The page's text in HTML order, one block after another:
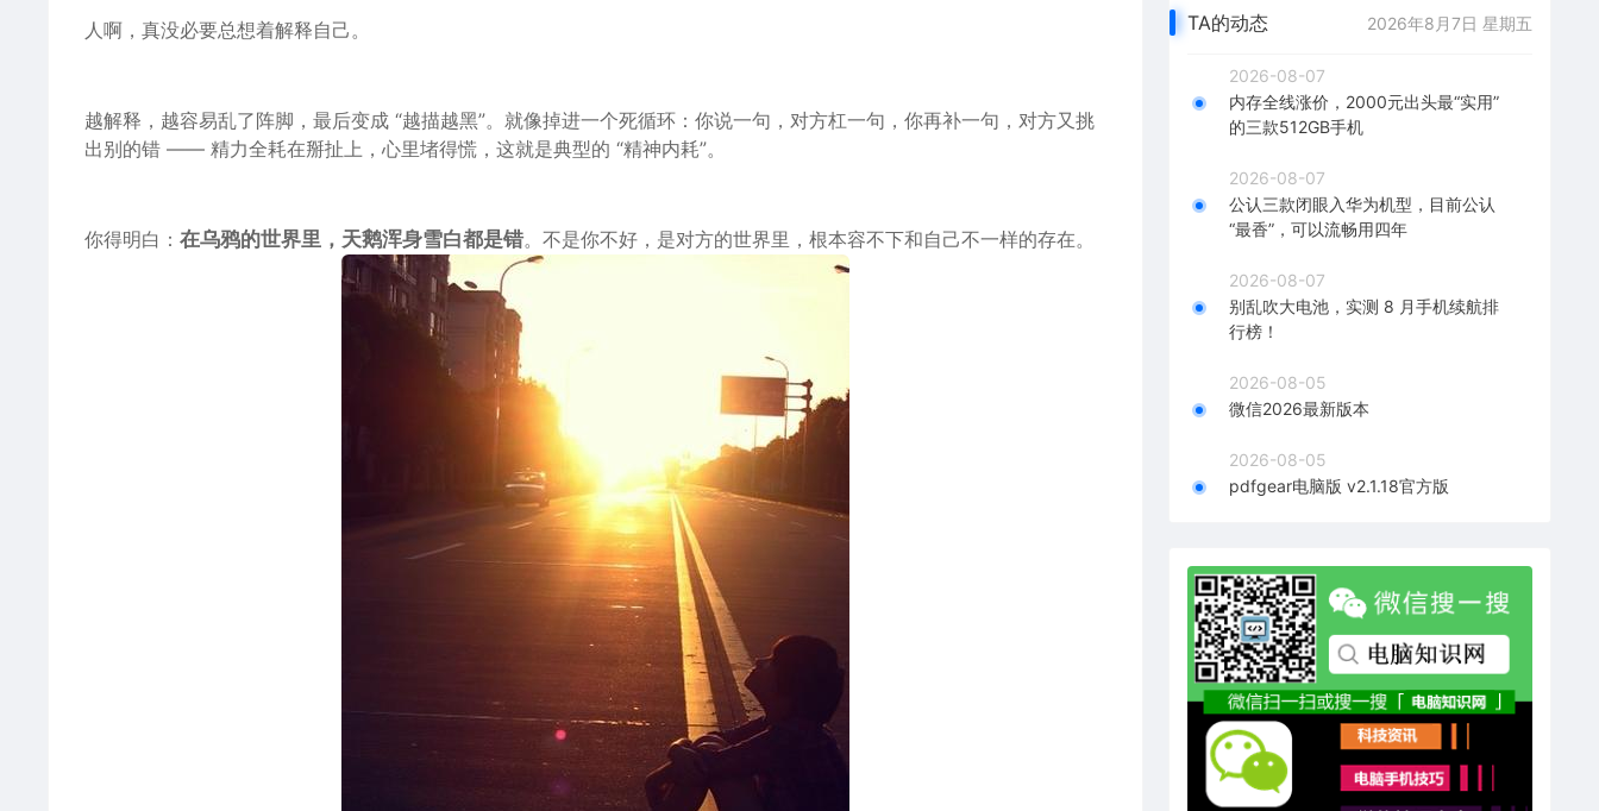
人啊，真没必要总想着解释自己。
越解释，越容易乱了阵脚 ，最后变成 “越描越黑”。就像掉进一个死循环：你说一句，对方杠一句，你再补一句，对方又挑
出别的错 —— 精力全耗在掰扯上，心里堵得慌，这就是典型的 “精神内耗”。
你得明白： 在乌鸦的世界里， 天鹅浑身雪白都是错。不是你不好，是对方的世界里，根本容不下和自己不一样的存在。
TA的动态 2026年8月7日 星期五
2026-08-07
内存全线涨价，2000元出头最“实用”
的三款512GB手机
2026-08-07
公认三款闭眼入华为机型，目前公认
“最香”，可以流畅用四年
2026-08-07
别乱吹大电池，实测 8 月手机续航排
行榜！
2026-08-05
微信2026最新版本
2026-08-05
pdfgear电脑版 v2.1.18官方版